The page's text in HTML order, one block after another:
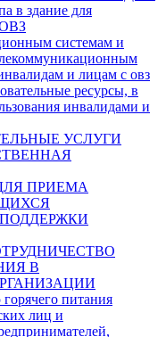
в здание для
ОВЗ
системам и
и лицам с овз
ресурсы, в
инвалидами и
УСЛУГИ
ПРИЕМА
В
питания
лиц и